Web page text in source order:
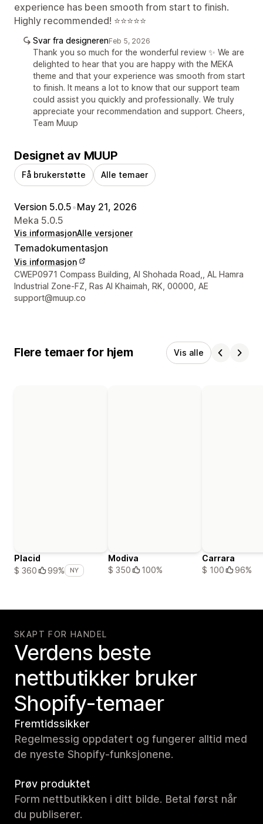
experience has been smooth from start to finish.
Highly recommended! ⭐⭐⭐⭐⭐
Svar fra designerenFeb 5, 2026
Thank you so much for the wonderful review ✨ We are
delighted to hear that you are happy with the MEKA
theme and that your experience was smooth from start
to finish. It means a lot to know that our support team
could assist you quickly and professionally. We truly
appreciate your recommendation and support. Cheers,
Team Muup
Designet av MUUP
Få brukerstøtte Alle temaer
Version 5.0.5•May 21, 2026
Meka 5.0.5
Vis informasjonAlle versjoner
Temadokumentasjon
Vis informasjon
Designerens kontaktinfo
CWEP0971 Compass Building, Al Shohada Road,, AL Hamra
Industrial Zone-FZ, Ras Al Khaimah, RK, 00000, AE
support@muup.co
Flere temaer for hjem Vis alle
Placid
$ 360
99% NY
Modiva
$ 350
100%
Carrara
$ 100
96%
SKAPT FOR HANDEL
Verdens beste
nettbutikker bruker
Shopify-temaer
Fremtidssikker
Regelmessig oppdatert og fungerer alltid med
de nyeste Shopify-funksjonene.
Prøv produktet
Form nettbutikken i ditt bilde. Betal først når
du publiserer.